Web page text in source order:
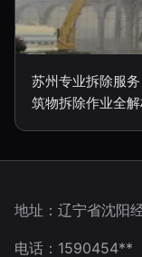
苏州专业拆除服
筑物拆除作业全
地址：辽宁省沈阳
电话：1590454**